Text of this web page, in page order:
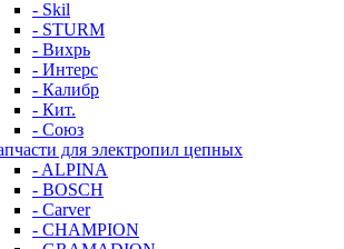
- Skil
- STURM
- Вихрь
- Интерс
- Калибр
- Кит.
- Союз
для электропил цепных
- ALPINA
- BOSCH
- Carver
- CHAMPION